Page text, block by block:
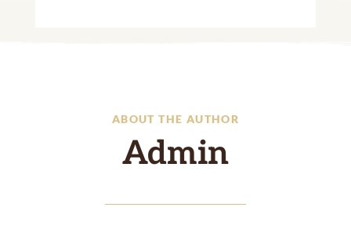
ABOUT THE AUTHOR
Admin